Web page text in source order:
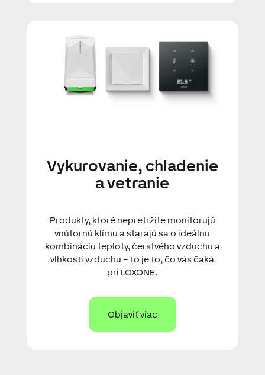
Vykurovanie, chladenie
a vetranie
Produkty, ktoré nepretržite monitorujú
vnútornú klímu a starajú sa o ideálnu
kombináciu teploty, čerstvého vzduchu a
vlhkosti vzduchu – to je to, čo vás čaká
pri LOXONE.
Objaviť viac